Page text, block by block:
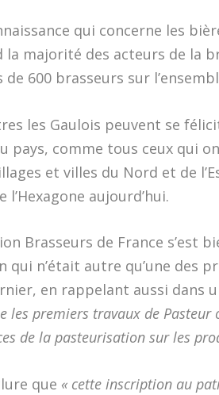
qui concerne les
la majorité des acteurs de la
de 600 brasseurs sur
les Gaulois peuvent se
pays, comme tous ceux qui
et villes du Nord et de
l’Hexagone aujourd’hui.
Brasseurs de France s’est
qui n’était autre qu’une des
en rappelant aussi dans
les premiers travaux de
de la pasteurisation sur les
que « cette inscription au